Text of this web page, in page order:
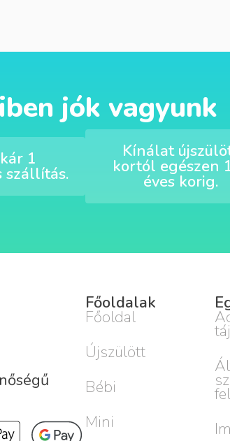
jók vagyunk
1
szállítás.
Kínálat
kortól egészen
éves korig.
Főoldalak
Főoldal
Újszülött
Bébi
Mini